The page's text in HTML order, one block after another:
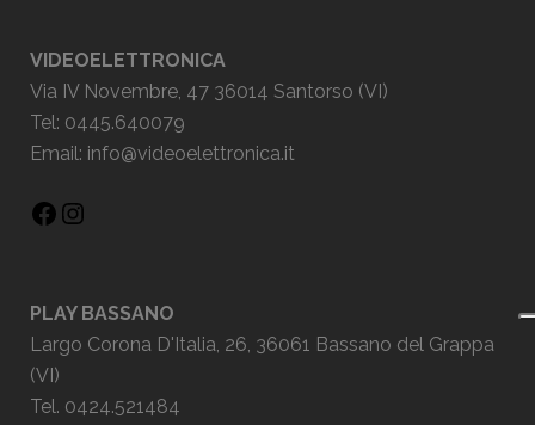
VIDEOELETTRONICA
Via IV Novembre, 47 36014 Santorso (VI)
Tel: 0445.640079
Email: info@videoelettronica.it
PLAY BASSANO
Largo Corona D'Italia, 26, 36061 Bassano del Grappa
(VI)
Tel. 0424.521484